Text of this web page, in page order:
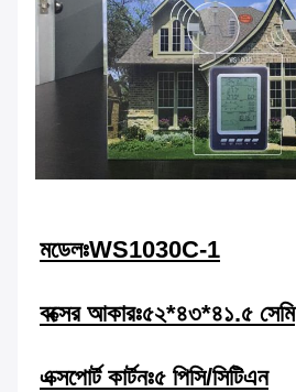
মডেলঃWS1030C-1
বক্সের আকারঃ৫২*৪৩*৪১.৫ সেমি
এক্সপোর্ট কার্টনঃ৫ পিসি/সিটিএন